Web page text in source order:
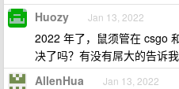
Huozy Jan 13, 2022
2022 年了，鼠须管在 csgo
决了吗？有没有屌大的告诉
AllenHua Jan 13, 2022